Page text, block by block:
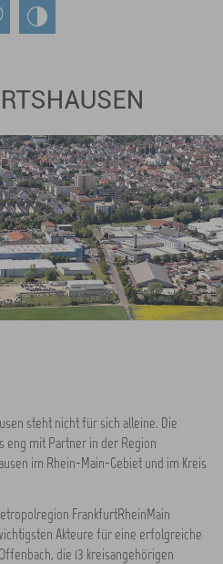
steht nicht für sich alleine. Die
eng mit Partner in der Region
im Rhein-Main-Gebiet und im Kreis
FrankfurtRheinMain
Akteure für eine erfolgreiche
die 13 kreisangehörigen